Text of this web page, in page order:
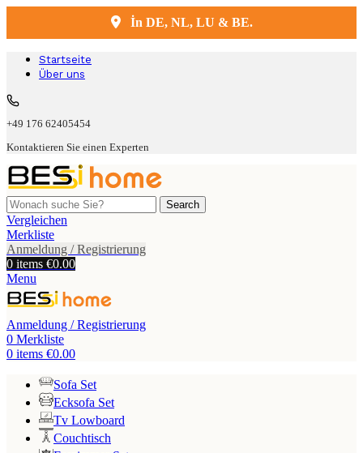
Kostenlose Lieferung und Montage
İn DE, NL, LU & BE.
Startseite
Über uns
+49 176 62405454
Kontaktieren Sie einen Experten
Search
Vergleichen
Merkliste
Anmeldung / Registrierung
0 items €0.00
Menu
Anmeldung / Registrierung
0 Merkliste
0 items €0.00
Sofa Set
Ecksofa Set
Tv Lowboard
Couchtisch